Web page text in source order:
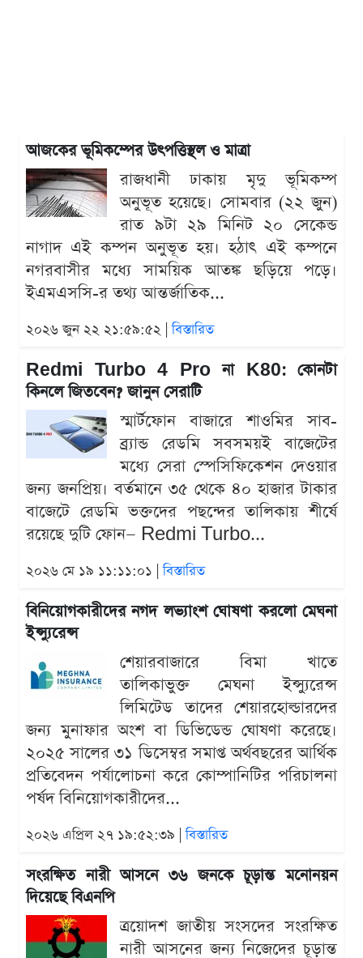
আজকের ভূমিকম্পের উৎপত্তিস্থল ও মাত্রা
রাজধানী ঢাকায় মৃদু ভূমিকম্প
অনুভূত হয়েছে। সোমবার (২২ জুন)
রাত ৯টা ২৯ মিনিট ২০ সেকেন্ড
নাগাদ এই কম্পন অনুভূত হয়। হঠাৎ এই কম্পনে
নগরবাসীর মধ্যে সাময়িক আতঙ্ক ছড়িয়ে পড়ে।
ইএমএসসি-র তথ্য আন্তর্জাতিক...
২০২৬ জুন ২২ ২১:৫৯:৫২ |বিস্তারিত
Redmi Turbo 4 Pro না K80: কোনটা
কিনলে জিতবেন? জানুন সেরাটি
স্মার্টফোন বাজারে শাওমির সাব-
ব্র্যান্ড রেডমি সবসময়ই বাজেটের
মধ্যে সেরা স্পেসিফিকেশন দেওয়ার
জন্য জনপ্রিয়। বর্তমানে ৩৫ থেকে ৪০ হাজার টাকার
বাজেটে রেডমি ভক্তদের পছন্দের তালিকায় শীর্ষে
রয়েছে দুটি ফোন— Redmi Turbo...
২০২৬ মে ১৯ ১১:১১:০১ |বিস্তারিত
বিনিয়োগকারীদের নগদ লভ্যাংশ ঘোষণা করলো মেঘনা
ইন্স্যুরেন্স
শেয়ারবাজারে বিমা খাতে
তালিকাভুক্ত মেঘনা ইন্স্যুরেন্স
লিমিটেড তাদের শেয়ারহোল্ডারদের
জন্য মুনাফার অংশ বা ডিভিডেন্ড ঘোষণা করেছে।
২০২৫ সালের ৩১ ডিসেম্বর সমাপ্ত অর্থবছরের আর্থিক
প্রতিবেদন পর্যালোচনা করে কোম্পানিটির পরিচালনা
পর্ষদ বিনিয়োগকারীদের...
২০২৬ এপ্রিল ২৭ ১৯:৫২:৩৯ |বিস্তারিত
সংরক্ষিত নারী আসনে ৩৬ জনকে চূড়ান্ত মনোনয়ন
দিয়েছে বিএনপি
ত্রয়োদশ জাতীয় সংসদের সংরক্ষিত
নারী আসনের জন্য নিজেদের চূড়ান্ত